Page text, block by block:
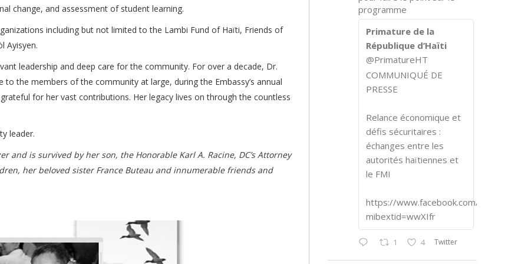
change, and assessment of student learning.
including but not limited to the Lambi Fund of Haïti, Friends of
Ayisyen.
leadership and deep care for the community. For over a decade, Dr.
the members of the community at large, during the Embassy’s annual
for her vast contributions. Her legacy lives on through the countless
leader.
and is survived by her son, the Honorable Karl A. Racine, DC’s Attorney
her beloved sister France Buteau and innumerable friends and
programme
Primature de la
République d’Haïti
@PrimatureHT
COMMUNIQUÉ DE
PRESSE
Relance économique et
défis sécuritaires :
échanges entre les
autorités haïtiennes et
le FMI
https://www.facebook.com/share/p/
mibextid=wwXIfr
1 4 Twitter